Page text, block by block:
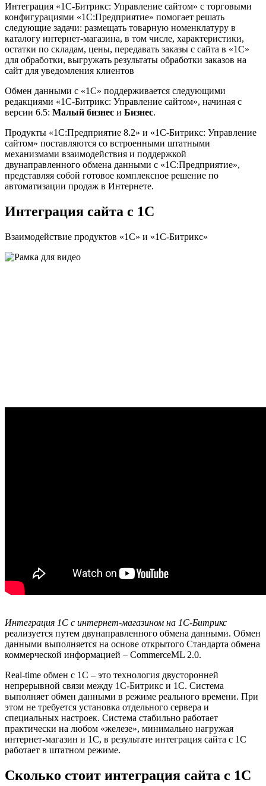
Интеграция «1С-Битрикс: Управление сайтом» с торговыми
конфигурациями «1С:Предприятие» помогает решать
следующие задачи: размещать товарную номенклатуру в
каталогу интернет-магазина, в том числе, характеристики,
остатки по складам, цены, передавать заказы с сайта в «1С»
для обработки, выгружать результаты обработки заказов на
сайт для уведомления клиентов
Обмен данными с «1С» поддерживается следующими
редакциями «1С-Битрикс: Управление сайтом», начиная с
версии 6.5: Малый бизнес и Бизнес.
Продукты «1С:Предприятие 8.2» и «1С-Битрикс: Управление
сайтом» поставляются со встроенными штатными
механизмами взаимодействия и поддержкой
двунаправленного обмена данными с «1С:Предприятие»,
представляя собой готовое комплексное решение по
автоматизации продаж в Интернете.
Интеграция сайта с 1С
Взаимодействие продуктов «1С» и «1С-Битрикс»
Интеграция 1С с интернет-магазином на 1С-Битрикс
реализуется путем двунаправленного обмена данными. Обмен
данными выполняется на основе открытого Стандарта обмена
коммерческой информацией – CommerceML 2.0.
Real-time обмен с 1С – это технология двусторонней
непрерывной связи между 1С-Битрикс и 1С. Система
выполняет обмен данными в режиме реального времени. При
этом не требуется установка отдельного сервера и
специальных настроек. Система стабильно работает
практически на любом «железе», минимально нагружая
интернет-магазин и 1С, в результате интеграция сайта с 1С
работает в штатном режиме.
Сколько стоит интеграция сайта с 1С